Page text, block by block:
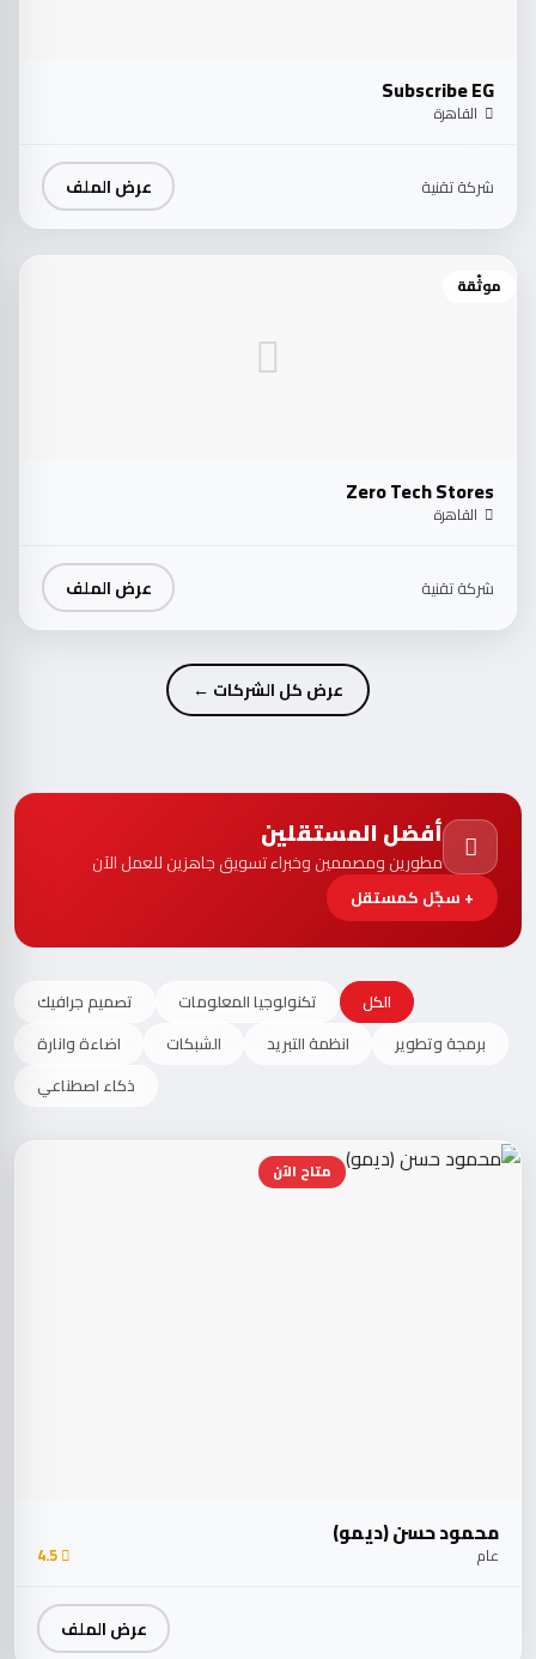
Subscribe EG
القاهرة
شركة تقنية عرض الملف
موثّقة
Zero Tech Stores
القاهرة
شركة تقنية عرض الملف
عرض كل الشركات ←
أفضل المستقلين
مطورين ومصممين وخبراء تسويق جاهزين للعمل الآن
+ سجّل كمستقل
الكل تكنولوجيا المعلومات
تصميم جرافيك
برمجة وتطوير
انظمة التبريد الشبكات
اضاءة وانارة
ذكاء اصطناعي
متاح الآن
محمود حسن (ديمو)
عام 4.5
عرض الملف